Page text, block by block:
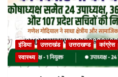
इंडिया उत्तराखंड उत्तराखण्ड कांग्रेस
स्वास्थ्य